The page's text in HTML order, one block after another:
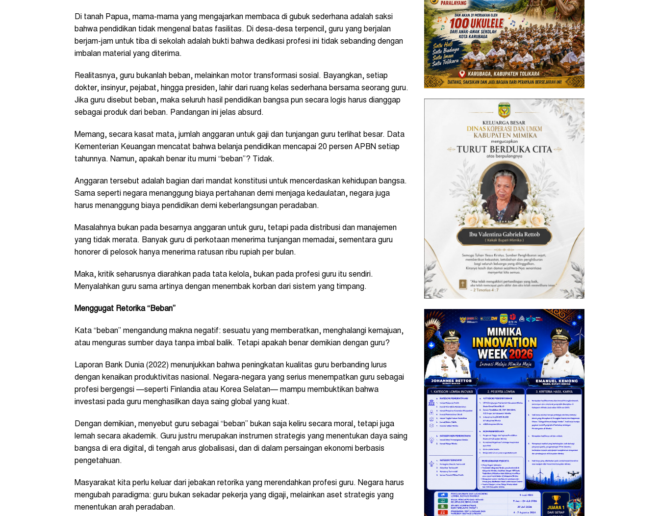
Di tanah Papua, mama-mama yang mengajarkan membaca di gubuk sederhana adalah saksi
bahwa pendidikan tidak mengenal batas fasilitas. Di desa-desa terpencil, guru yang berjalan
berjam-jam untuk tiba di sekolah adalah bukti bahwa dedikasi profesi ini tidak sebanding dengan
imbalan material yang diterima.
Realitasnya, guru bukanlah beban, melainkan motor transformasi sosial. Bayangkan, setiap
dokter, insinyur, pejabat, hingga presiden, lahir dari ruang kelas sederhana bersama seorang guru.
Jika guru disebut beban, maka seluruh hasil pendidikan bangsa pun secara logis harus dianggap
sebagai produk dari beban. Pandangan ini jelas absurd.
Memang, secara kasat mata, jumlah anggaran untuk gaji dan tunjangan guru terlihat besar. Data
Kementerian Keuangan mencatat bahwa belanja pendidikan mencapai 20 persen APBN setiap
tahunnya. Namun, apakah benar itu murni “beban”? Tidak.
Anggaran tersebut adalah bagian dari mandat konstitusi untuk mencerdaskan kehidupan bangsa.
Sama seperti negara menanggung biaya pertahanan demi menjaga kedaulatan, negara juga
harus menanggung biaya pendidikan demi keberlangsungan peradaban.
Masalahnya bukan pada besarnya anggaran untuk guru, tetapi pada distribusi dan manajemen
yang tidak merata. Banyak guru di perkotaan menerima tunjangan memadai, sementara guru
honorer di pelosok hanya menerima ratusan ribu rupiah per bulan.
Maka, kritik seharusnya diarahkan pada tata kelola, bukan pada profesi guru itu sendiri.
Menyalahkan guru sama artinya dengan menembak korban dari sistem yang timpang.
Menggugat Retorika “Beban”
Kata “beban” mengandung makna negatif: sesuatu yang memberatkan, menghalangi kemajuan,
atau menguras sumber daya tanpa imbal balik. Tetapi apakah benar demikian dengan guru?
Laporan Bank Dunia (2022) menunjukkan bahwa peningkatan kualitas guru berbanding lurus
dengan kenaikan produktivitas nasional. Negara-negara yang serius menempatkan guru sebagai
profesi bergengsi —seperti Finlandia atau Korea Selatan— mampu membuktikan bahwa
investasi pada guru menghasilkan daya saing global yang kuat.
Dengan demikian, menyebut guru sebagai “beban” bukan saja keliru secara moral, tetapi juga
lemah secara akademik. Guru justru merupakan instrumen strategis yang menentukan daya saing
bangsa di era digital, di tengah arus globalisasi, dan di dalam persaingan ekonomi berbasis
pengetahuan.
Masyarakat kita perlu keluar dari jebakan retorika yang merendahkan profesi guru. Negara harus
mengubah paradigma: guru bukan sekadar pekerja yang digaji, melainkan aset strategis yang
menentukan arah peradaban.